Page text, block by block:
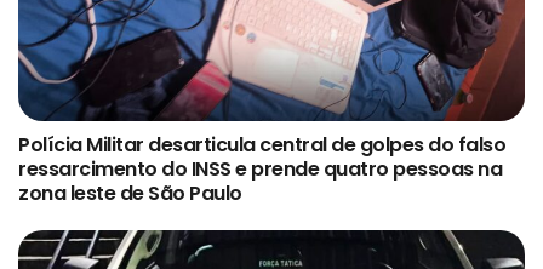
Polícia Militar desarticula central de golpes do falso
ressarcimento do INSS e prende quatro pessoas na
zona leste de São Paulo